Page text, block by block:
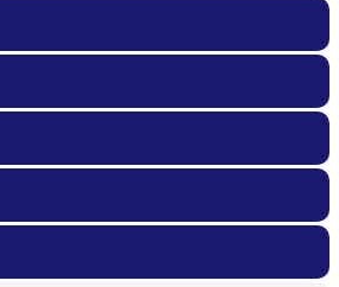
ジメント
許
との関係
ア
の教訓の反映
ト選択
FMEA
ける
ける
計
しやすい衛星設計
行する前に